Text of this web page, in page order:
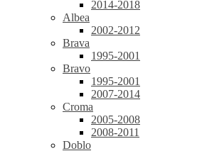
2014-2018
Albea
2002-2012
Brava
1995-2001
Bravo
1995-2001
2007-2014
Croma
2005-2008
2008-2011
Doblo